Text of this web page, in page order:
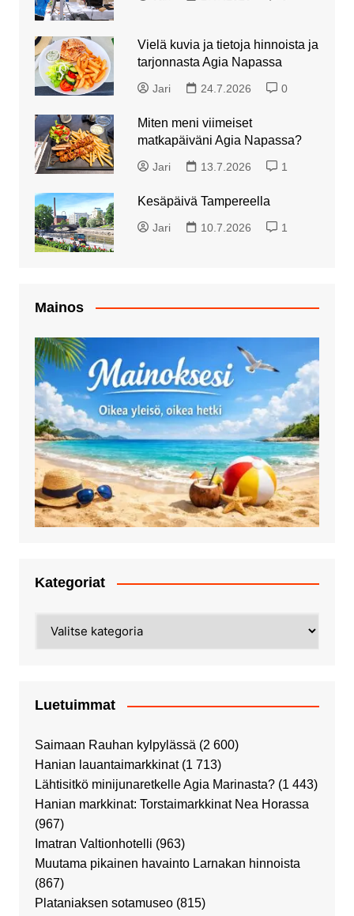
Vielä kuvia ja tietoja hinnoista ja
tarjonnasta Agia Napassa
Jari 24.7.2026 0
Miten meni viimeiset
matkapäiväni Agia Napassa?
Jari 13.7.2026 1
Kesäpäivä Tampereella
Jari 10.7.2026 1
Mainos
Kategoriat
Luetuimmat
Saimaan Rauhan kylpylässä (2 600)
Hanian lauantaimarkkinat (1 713)
Lähtisitkö minijunaretkelle Agia Marinasta? (1 443)
Hanian markkinat: Torstaimarkkinat Nea Horassa
(967)
Imatran Valtionhotelli (963)
Muutama pikainen havainto Larnakan hinnoista
(867)
Plataniaksen sotamuseo (815)